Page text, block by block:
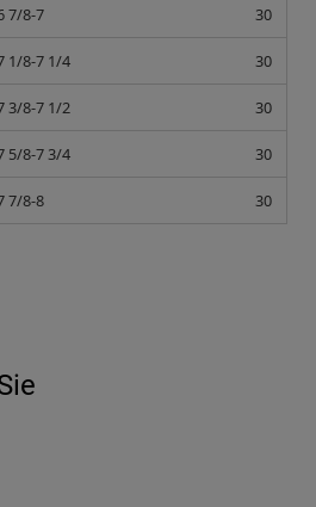
7/8-7 30
1/8-7 1/4 30
3/8-7 1/2 30
5/8-7 3/4 30
7/8-8 30